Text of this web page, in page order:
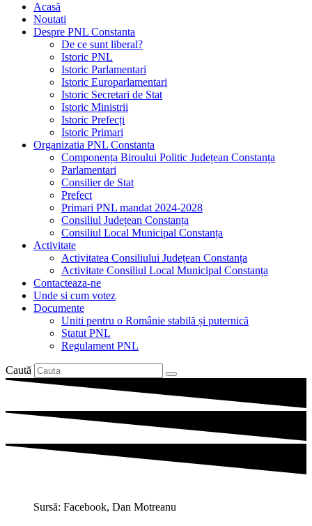
Acasă
Noutati
Despre PNL Constanta
De ce sunt liberal?
Istoric PNL
Istoric Parlamentari
Istoric Europarlamentari
Istoric Secretari de Stat
Istoric Ministrii
Istoric Prefecți
Istoric Primari
Organizatia PNL Constanta
Componența Biroului Politic Județean Constanța
Parlamentari
Consilier de Stat
Prefect
Primari PNL mandat 2024-2028
Consiliul Județean Constanța
Consiliul Local Municipal Constanța
Activitate
Activitatea Consiliului Județean Constanța
Activitate Consiliul Local Municipal Constanța
Contacteaza-ne
Unde si cum votez
Documente
Uniti pentru o Românie stabilă și puternică
Statut PNL
Regulament PNL
Caută
Sursă: Facebook, Dan Motreanu